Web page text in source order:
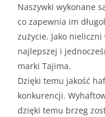
Naszywki wykonane
co zapewnia im
zużycie. Jako
najlepszej i
marki Tajima.
Dzięki temu jakość
konkurencji.
dzięki temu brzeg